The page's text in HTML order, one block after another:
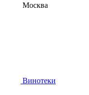
Москва
Винотеки